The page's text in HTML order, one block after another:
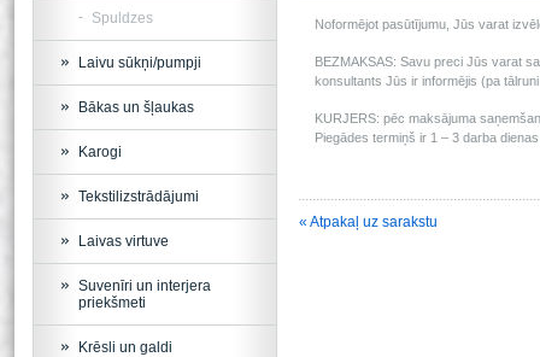
Noformējot pasūtījumu, Jūs varat
BEZMAKSAS: Savu preci Jūs varat
konsultants Jūs ir informējis (pa
KURJERS: pēc maksājuma
Piegādes termiņš ir 1 – 3 darba
« Atpakaļ uz sarakstu
Spuldzes
Laivu sūkņi/pumpji
Bākas un šļaukas
Karogi
Tekstilizstrādājumi
Laivas virtuve
Suvenīri un interjera
priekšmeti
Krēsli un galdi